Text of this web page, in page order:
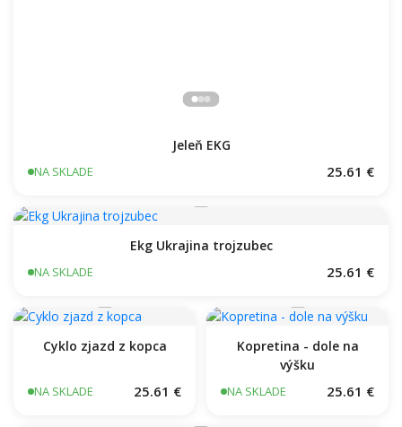
Jeleň EKG
NA SKLADE 25.61 €
Ekg Ukrajina trojzubec
NA SKLADE 25.61 €
Cyklo zjazd z kopca
NA SKLADE 25.61 €
Kopretina - dole na
výšku
NA SKLADE 25.61 €